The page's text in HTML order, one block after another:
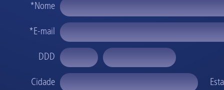
*Nome
*E-mail
DDD
Cidade